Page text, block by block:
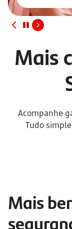
Mais
Acompanhe
Tudo
Mais